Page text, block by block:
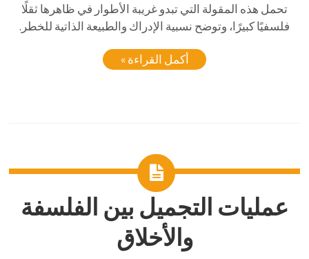
تحمل هذه المقولة التي تبدو غريبة الأطوار في ظاهرها ثقلًا
فلسفيًا كبيرًا، وتوضح نسبية الإدراك والطبيعة الذاتية للخطر.
أكمل القراءة »
عمليات التجميل بين الفلسفة
والأخلاق